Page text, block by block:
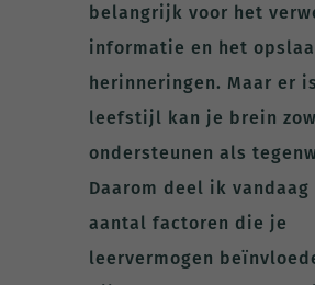
belangrijk voor het
informatie en het
herinneringen. Maar er
leefstijl kan je brein
ondersteunen als
Daarom deel ik vandaag
aantal factoren die je
leervermogen